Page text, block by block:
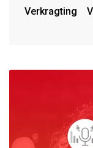
Verkragting